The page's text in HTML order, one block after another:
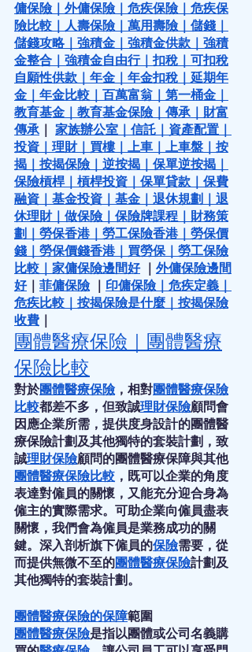
傭保險 ｜ 外傭保險 ｜ 危疾保險 ｜ 危疾保
險比較 ｜ 人壽保險 ｜ 萬用壽險 ｜ 儲錢 ｜
儲錢攻略｜ 強積金 ｜ 強積金供款 ｜ 強積
金整合 ｜ 強積金自由行｜扣稅 ｜ 可扣稅
自願性供款 ｜ 年金 ｜ 年金扣稅 ｜ 延期年
金 ｜ 年金比較 ｜ 百萬富翁 ｜ 第一桶金 ｜
教育基金 ｜ 教育基金保險 ｜ 傳承｜ 財富
傳承｜ 家族辦公室 ｜ 信託 ｜ 資產配置 ｜
投資 ｜ 理財｜ 買樓｜ 上車 ｜ 上車盤 ｜ 按
揭 ｜ 按揭保險 ｜ 逆按揭 ｜ 保單逆按揭 ｜
保險槓桿｜ 槓桿投資 ｜ 保單貸款 ｜ 保費
融資 ｜ 基金投資 ｜ 基金 ｜ 退休規劃 ｜ 退
休理財｜ 做保險 ｜ 保險牌課程 ｜ 財務策
劃 ｜ 勞保香港｜ 勞工保險香港｜ 勞保價
錢 ｜ 勞保價錢香港｜ 買勞保｜ 勞工保險
比較 ｜ 家傭保險邊間好 ｜ 外傭保險邊間
好｜ 菲傭保險 ｜ 印傭保險 ｜ 危疾定義 ｜
危疾比較 ｜ 按揭保險是什麼 ｜ 按揭保險
收費 ｜
團體醫療保險 ｜ 團體醫療
保險比較
對於團體醫療保險 ，相對團體醫療保險
比較都差不多，但致誠理財保險顧問會
因應企業所需，提供度身設計的團體醫
療保險計劃及其他獨特的套裝計劃，致
誠理財保險顧問的團體醫療保障與其他
團體醫療保險比較 ，既可以企業的角度
表達對僱員的關懷，又能充分迎合身為
僱主的實際需求。可助企業向僱員盡表
關懷，我們會為僱員是業務成功的關
鍵。深入剖析旗下僱員的保險需要，從
而提供無微不至的團體醫療保險計劃及
其他獨特的套裝計劃。
團體醫療保險的保障範圍
團體醫療保險是指以團體或公司名義購